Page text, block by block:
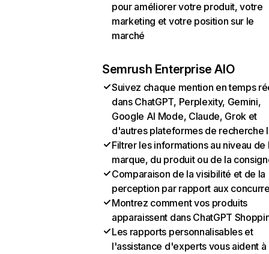
pour améliorer votre produit, votre
marketing et votre position sur le
marché
Semrush Enterprise AIO
Suivez chaque mention en temps
dans ChatGPT, Perplexity, Gemini,
Google AI Mode, Claude, Grok et
d'autres plateformes de recherche
Filtrer les informations au niveau de
marque, du produit ou de la
Comparaison de la visibilité et de la
perception par rapport aux
Montrez comment vos produits
apparaissent dans ChatGPT
Les rapports personnalisables et
l'assistance d'experts vous aident à